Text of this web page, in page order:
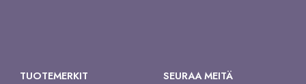
TUOTEMERKIT SEURAA MEITÄ